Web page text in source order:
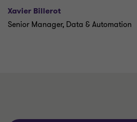
Xavier Billerot
Senior Manager, Data & Automation